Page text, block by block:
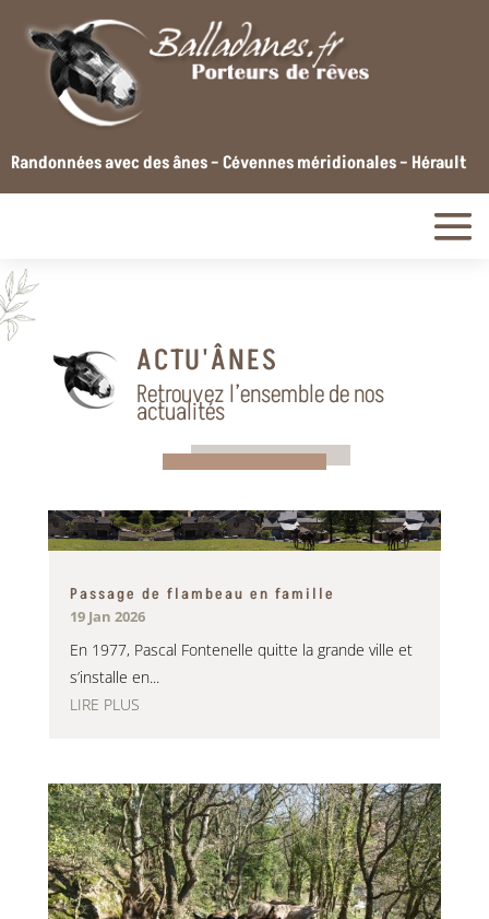
Randonnées avec des ânes – Cévennes méridionales – Hérault
ACTU'ÂNES
Retrouvez l’ensemble de nos
actualités
Passage de flambeau en famille
19 Jan 2026
En 1977, Pascal Fontenelle quitte la grande ville et
s’installe en...
LIRE PLUS